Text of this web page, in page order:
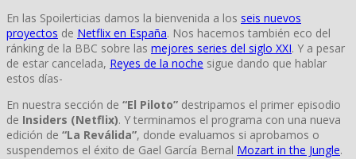
En las Spoilerticias damos la bienvenida a los seis nuevos
proyectos de Netflix en España. Nos hacemos también eco del
ránking de la BBC sobre las mejores series del siglo XXI. Y a pesar
de estar cancelada, Reyes de la noche sigue dando que hablar
estos días-
En nuestra sección de “El Piloto” destripamos el primer episodio
de Insiders (Netflix). Y terminamos el programa con una nueva
edición de “La Reválida”, donde evaluamos si aprobamos o
suspendemos el éxito de Gael García Bernal Mozart in the Jungle.